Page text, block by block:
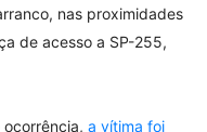
nas proximidades
de acesso a SP-255,
a vítima foi